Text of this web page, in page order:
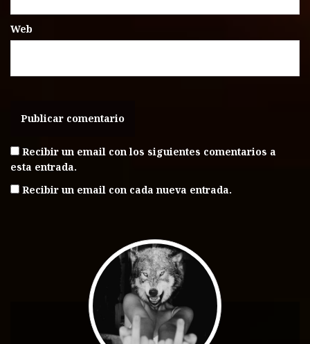
Web
Recibir un email con los siguientes comentarios a
esta entrada.
Recibir un email con cada nueva entrada.